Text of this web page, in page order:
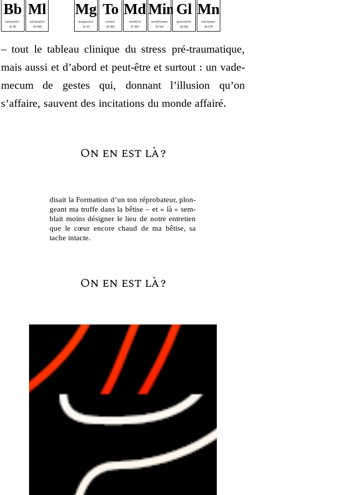
Bb
bar­bouiller
32.06
Ml
mâchouiller
39.098
Mg
man­geailler
35.45
To
tor­tu­rer
28.085
Md
mor­diller
47.867
Min
mor­dillon­ner
50.942
Gl
grat­touiller
44.956
Mn
mâchon­ner
40.078
– tout le tableau cli­nique du stress pré-trau­ma­tique,
mais aus­si et d’abord et peut-être et sur­tout : un vade-
mecum de gestes qui, don­nant l’illusion qu’on
s’affaire, sauvent des inci­ta­tions du monde affairé.
On en est là?
disait la Formation d’un ton répro­ba­teur, plon­
geant ma truffe dans la bêtise – et « là » sem­
blait moins dési­gner le lieu de notre entre­tien
que le cœur encore chaud de ma bêtise, sa
tache intacte.
On en est là?
On vous fourgue un bou­lier, vous n’aviez rien
deman­dé mais désor­mais vos mains sont
prises, et plu­tôt que d’apprendre à comp­ter
vous vous racon­tez une his­toire à base de
cailloux blancs, miettes de pain, mariages for­
cés, barbes four­nies, défis virils, conquêtes
spa­tiales, luttes intes­tines, conduites ver­
tueuses et démons­tra­tions de veu­le­rie… tout
en aga­çant le bou­lier comme on le ferait d’un
cha­pe­let. Le conte change en valeurs tout le
bor­del posi­tion­nel des contraires et des oppo­
sés : il est désor­mais clair qu’il y a autant de
simu­la­tions, de dis­si­mu­la­tions, autant de